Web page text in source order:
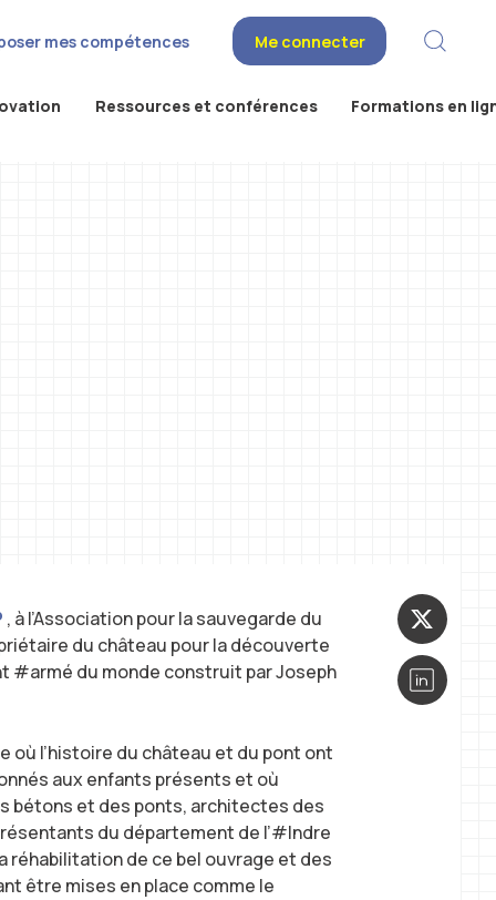
mes compétences Me connecter
Ressources et conférences Formations en
, à l’Association pour la sauvegarde du
du château pour la découverte
#armé du monde construit par Joseph
où l’histoire du château et du pont ont
aux enfants présents et où
bétons et des ponts, architectes des
du département de l’#Indre
réhabilitation de ce bel ouvrage et des
être mises en place comme le